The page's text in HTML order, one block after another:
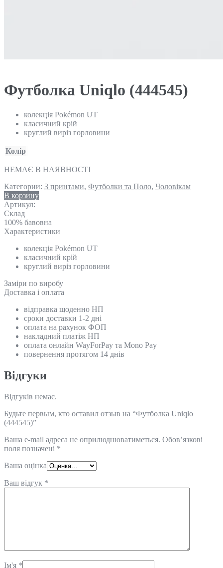
Футболка Uniqlo (444545)
колекція Pokémon UT
класичний крій
круглий виріз горловини
Колір
НЕМАЄ В НАЯВНОСТІ
Категории: З принтами, Футболки та Поло, Чоловікам
В корзину
Артикул:
Склад
100% бавовна
Характеристики
колекція Pokémon UT
класичний крій
круглий виріз горловини
Замiри по виробу
Доставка і оплата
відправка щоденно НП
сроки доставки 1-2 дні
оплата на рахунок ФОП
накладний платіж НП
оплата онлайн WayForPay та Mono Pay
повернення протягом 14 днів
Відгуки
Відгуків немає.
Будьте первым, кто оставил отзыв на “Футболка Uniqlo
(444545)”
Ваша e-mail адреса не оприлюднюватиметься. Обов’язкові
поля позначені *
Ваша оцінка
Ваш відгук *
Ім'я *